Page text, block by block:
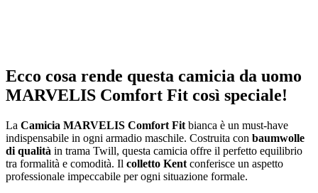
Ecco cosa rende questa camicia da uomo
MARVELIS Comfort Fit così speciale!
La Camicia MARVELIS Comfort Fit bianca è un must-have
indispensabile in ogni armadio maschile. Costruita con baumwolle
di qualità in trama Twill, questa camicia offre il perfetto equilibrio
tra formalità e comodità. Il colletto Kent conferisce un aspetto
professionale impeccabile per ogni situazione formale.